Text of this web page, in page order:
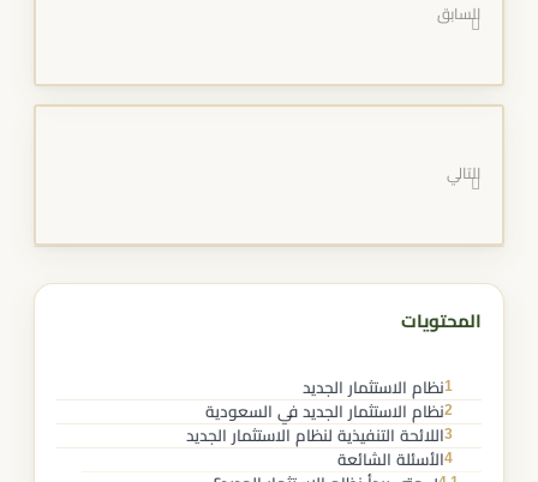
السابق
التالي
المحتويات
1نظام الاستثمار الجديد
2نظام الاستثمار الجديد في السعودية
3اللائحة التنفيذية لنظام الاستثمار الجديد
4الأسئلة الشائعة